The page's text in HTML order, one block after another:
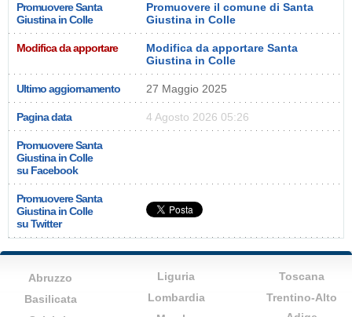
Promuovere Santa
Giustina in Colle
Promuovere il comune di Santa
Giustina in Colle
Modifica da apportare
Modifica da apportare Santa
Giustina in Colle
Ultimo aggiornamento 27 Maggio 2025
Pagina data 4 Agosto 2026 05:26
Promuovere Santa
Giustina in Colle
su Facebook
Promuovere Santa
Giustina in Colle
su Twitter
Abruzzo
Basilicata
Liguria
Lombardia
Toscana
Trentino-Alto